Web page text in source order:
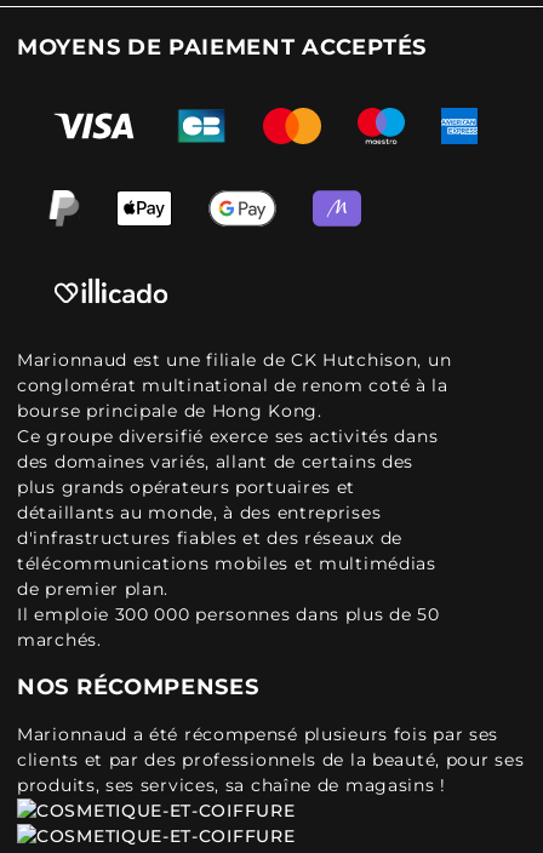
MOYENS DE PAIEMENT ACCEPTÉS
Marionnaud est une filiale de CK Hutchison, un
conglomérat multinational de renom coté à la
bourse principale de Hong Kong.
Ce groupe diversifié exerce ses activités dans
des domaines variés, allant de certains des
plus grands opérateurs portuaires et
détaillants au monde, à des entreprises
d'infrastructures fiables et des réseaux de
télécommunications mobiles et multimédias
de premier plan.
Il emploie 300 000 personnes dans plus de 50
marchés.
NOS RÉCOMPENSES
Marionnaud a été récompensé plusieurs fois par ses
clients et par des professionnels de la beauté, pour ses
produits, ses services, sa chaîne de magasins !